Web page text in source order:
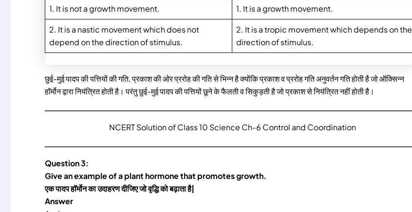
1. It is not a growth movement. 1. It is a growth movement.
2. It is a nastic movement which does not
depend on the direction of stimulus.
2. It is a tropic movement which depends on the
direction of stimulus.
छुई-मुई पादप की पत्तियों की गति, प्रकाश की ओर प्ररोह की गति से भिन्न है क्योंकि प्रकाश व प्ररोह गति अनुवर्तन गति होती है जो ऑक्सिन्न
हॉर्मोन द्वारा नियंत्रित होती है। परंतु छुई-मुई पादप की पत्तियों छूने के फैलती व सिकुड़ती है जो प्रकाश से नियंत्रित नहीं होती है।
NCERT Solution of Class 10 Science Ch-6 Control and Coordination
Question 3:
Give an example of a plant hormone that promotes growth.
एक पादप हॉर्मोन का उदाहरण दीजिए जो वृद्धि को बढ़ाता है|
Answer